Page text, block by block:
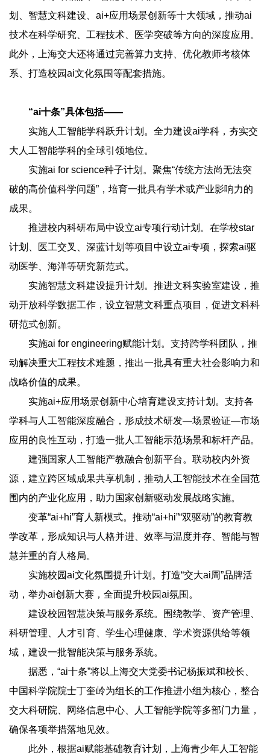
划、智慧文科建设、ai+应用场景创新等十大领域，推动ai
技术在科学研究、工程技术、医学突破等方向的深度应用。
此外，上海交大还将通过完善算力支持、优化教师考核体
系、打造校园ai文化氛围等配套措施。
“ai十条”具体包括——
实施人工智能学科跃升计划。全力建设ai学科，夯实交
大人工智能学科的全球引领地位。
实施ai for science种子计划。聚焦“传统方法尚无法突
破的高价值科学问题”，培育一批具有学术或产业影响力的
成果。
推进校内科研布局中设立ai专项行动计划。在学校star
计划、医工交叉、深蓝计划等项目中设立ai专项，探索ai驱
动医学、海洋等研究新范式。
实施智慧文科建设提升计划。推进文科实验室建设，推
动开放科学数据工作，设立智慧文科重点项目，促进文科科
研范式创新。
实施ai for engineering赋能计划。支持跨学科团队，推
动解决重大工程技术难题，推出一批具有重大社会影响力和
战略价值的成果。
实施ai+应用场景创新中心培育建设支持计划。支持各
学科与人工智能深度融合，形成技术研发—场景验证—市场
应用的良性互动，打造一批人工智能示范场景和标杆产品。
建强国家人工智能产教融合创新平台。联动校内外资
源，建立跨区域成果共享机制，推动人工智能技术在全国范
围内的产业化应用，助力国家创新驱动发展战略实施。
变革“ai+hi”育人新模式。推动“ai+hi”“双驱动”的教育教
学改革，形成知识与人格并进、效率与温度并存、智能与智
慧并重的育人格局。
实施校园ai文化氛围提升计划。打造“交大ai周”品牌活
动，举办ai创新大赛，全面提升校园ai氛围。
建设校园智慧决策与服务系统。围绕教学、资产管理、
科研管理、人才引育、学生心理健康、学术资源供给等领
域，建设一批智能决策与服务系统。
据悉，“ai十条”将以上海交大党委书记杨振斌和校长、
中国科学院院士丁奎岭为组长的工作推进小组为核心，整合
交大科研院、网络信息中心、人工智能学院等多部门力量，
确保各项举措落地见效。
此外，根据ai赋能基础教育计划，上海青少年人工智能